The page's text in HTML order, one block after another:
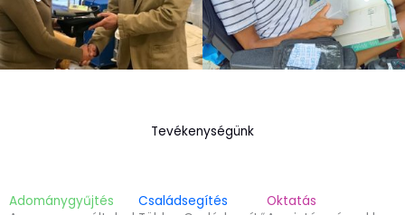
Tevékenységünk
Adománygyűjtés
Családsegítés
Oktatás